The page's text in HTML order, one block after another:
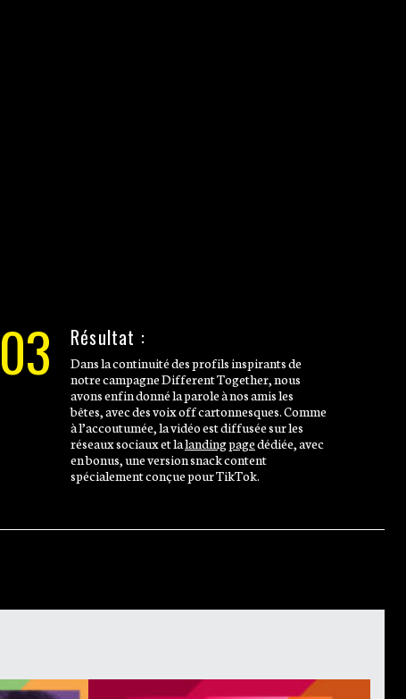
03 Résultat :
Dans la continuité des profils inspirants de
notre campagne Different Together, nous
avons enfin donné la parole à nos amis les
bêtes, avec des voix off cartonnesques. Comme
à l’accoutumée, la vidéo est diffusée sur les
réseaux sociaux et lalanding pagedédiée, avec
en bonus, une version snack content
spécialement conçue pour TikTok.